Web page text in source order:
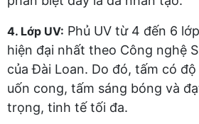
4. Lớp UV: Phủ UV từ 4 đến 6
hiện đại nhất theo Công nghệ
của Đài Loan. Do đó, tấm có
uốn cong, tấm sáng bóng và
trọng, tinh tế tối đa.